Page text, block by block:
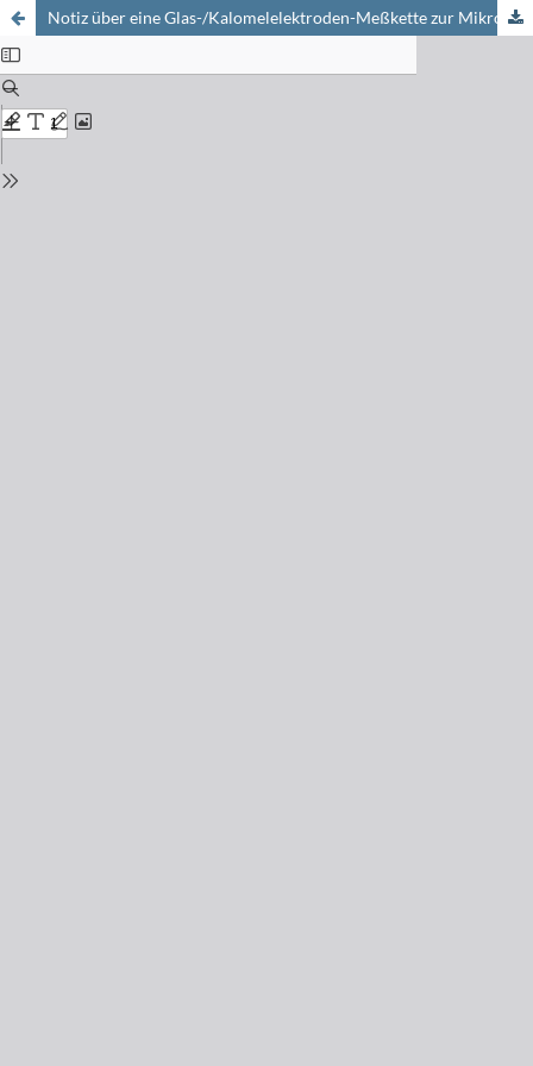
Notiz über eine Glas-/Kalomelelektroden-Meßkette zur Mikrotitration in inerter Atmosphäre